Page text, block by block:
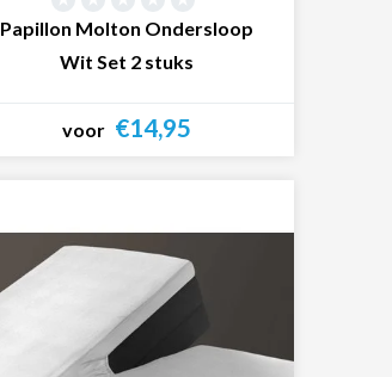
Papillon Molton Ondersloop
Wit Set 2 stuks
voor €14,95